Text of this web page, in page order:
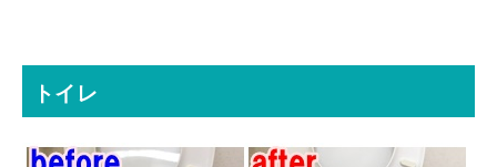
トイレ